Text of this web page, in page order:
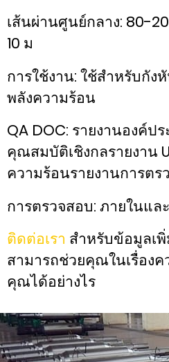
เส้นผ่านศูนย์กลาง: 80-
10 ม
การใช้งาน: ใช้สำหรับกั
พลังความร้อน
QA DOC: รายงานองค์ป
คุณสมบัติเชิงกลรายงาน
ความร้อนรายงานการต
การตรวจสอบ: ภายในแ
ติดต่อเรา สำหรับข้อมูลเ
สามารถช่วยคุณในเรื่องค
คุณได้อย่างไร